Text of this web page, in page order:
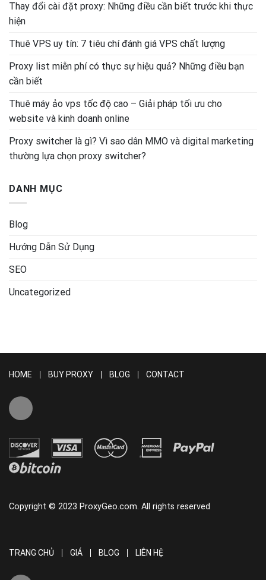
Thay đổi cài đặt proxy: Những điều cần biết trước khi thực
hiện
Thuê VPS uy tín: 7 tiêu chí đánh giá VPS chất lượng
Proxy list miễn phí có thực sự hiệu quả? Những điều bạn
cần biết
Thuê máy ảo vps tốc độ cao – Giải pháp tối ưu cho
website và kinh doanh online
Proxy switcher là gì? Vì sao dân MMO và digital marketing
thường lựa chọn proxy switcher?
DANH MỤC
Blog
Hướng Dẫn Sử Dụng
SEO
Uncategorized
HOME BUY PROXY BLOG CONTACT
Copyright © 2023 ProxyGeo.com. All rights reserved
TRANG CHỦ GIÁ BLOG LIÊN HỆ